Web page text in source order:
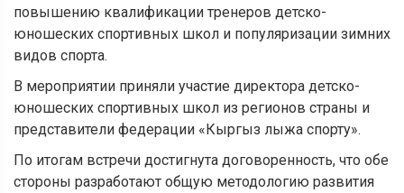
повышению квалификации тренеров детско-
юношеских спортивных школ и популяризации зимних
видов спорта.
В мероприятии приняли участие директора детско-
юношеских спортивных школ из регионов страны и
представители федерации «Кыргыз лыжа спорту».
По итогам встречи достигнута договоренность, что обе
стороны разработают общую методологию развития